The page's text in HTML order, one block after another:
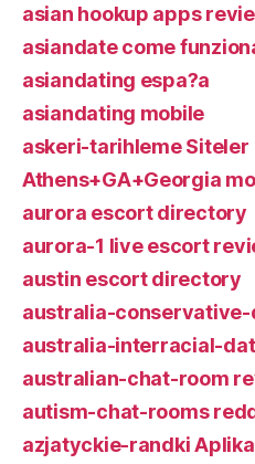
asian hookup apps
asiandate come
asiandating espa?a
asiandating mobile
askeri-tarihleme Siteler
Athens+GA+Georgia
aurora escort directory
aurora-1 live escort
austin escort directory
australia-
australia-interracial-
australian-chat-room
autism-chat-rooms
azjatyckie-randki